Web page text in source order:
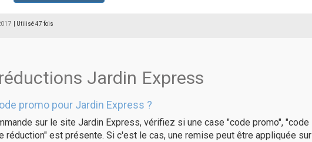
| Utilisé 47 fois
Jardin Express
promo pour Jardin Express ?
sur le site Jardin Express, vérifiez si une case "code promo", "code
réduction" est présente. Si c'est le cas, une remise peut être appliquée sur